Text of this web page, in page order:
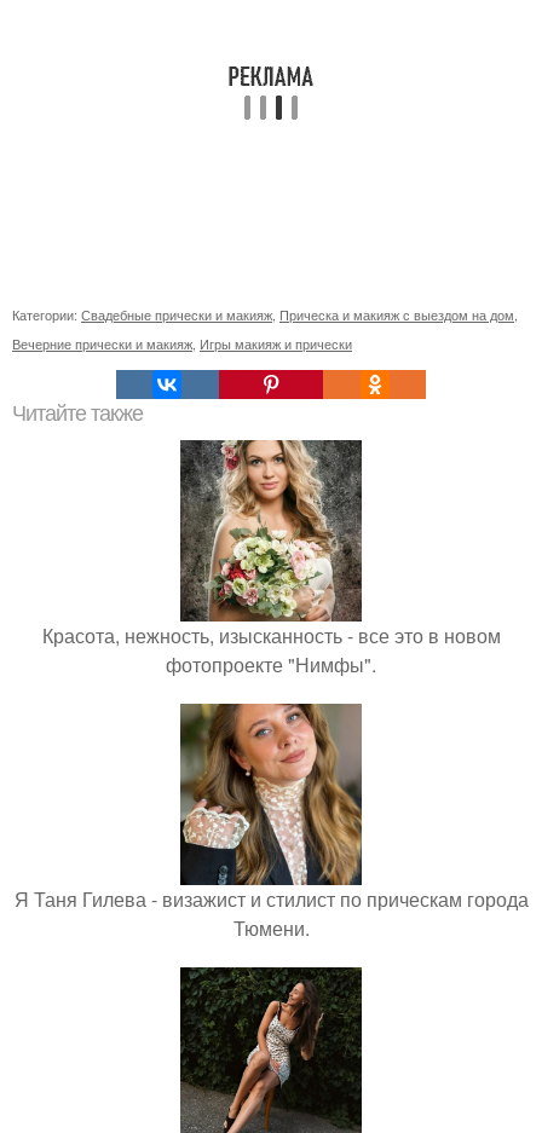
Категории: Свадебные прически и макияж Прическа и макияж с выездом на дом
Вечерние прически и макияж Игры макияж и прически
Читайте также
Красота, нежность, изысканность - все это в новом
фотопроекте "Нимфы".
Я Таня Гилева - визажист и стилист по прическам города
Тюмени.